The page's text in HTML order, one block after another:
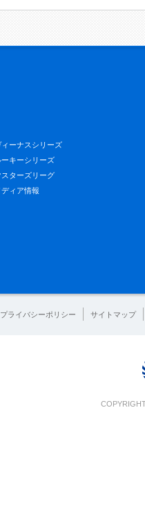
ィーナスシリーズ
ーキーシリーズ
スターズリーグ
ディア情報
プライバシーポリシー サイトマップ